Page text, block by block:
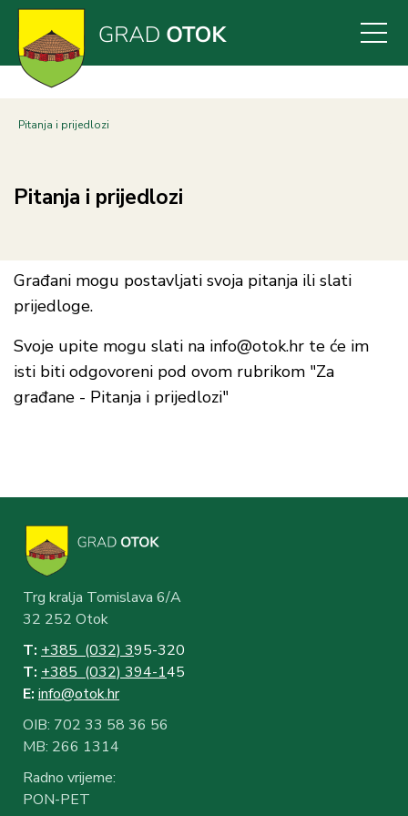
Skoči
glavni
sadržaj
Pitanja i prijedlozi
Pitanja i prijedlozi
Građani mogu postavljati svoja pitanja ili slati
prijedloge.
Svoje upite mogu slati na info@otok.hr te će im
isti biti odgovoreni pod ovom rubrikom "Za
građane - Pitanja i prijedlozi"
Trg kralja Tomislava 6/A
32 252 Otok
T: +385 (032) 395-320
T: +385 (032) 394-145
E: info@otok.hr
OIB: 702 33 58 36 56
MB: 266 1314
Radno vrijeme:
PON-PET